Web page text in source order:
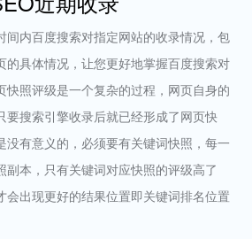
间内百度搜索对指定网站的收录情况，包
的具体情况，让您更好地掌握百度搜索对
快照评级是一个复杂的过程，网页自身的
要搜索引擎收录后就已经形成了网页快
没有意义的，必须要有关键词快照，每一
副本，只有关键词对应快照的评级高了
会出现更好的结果位置即关键词排名位置